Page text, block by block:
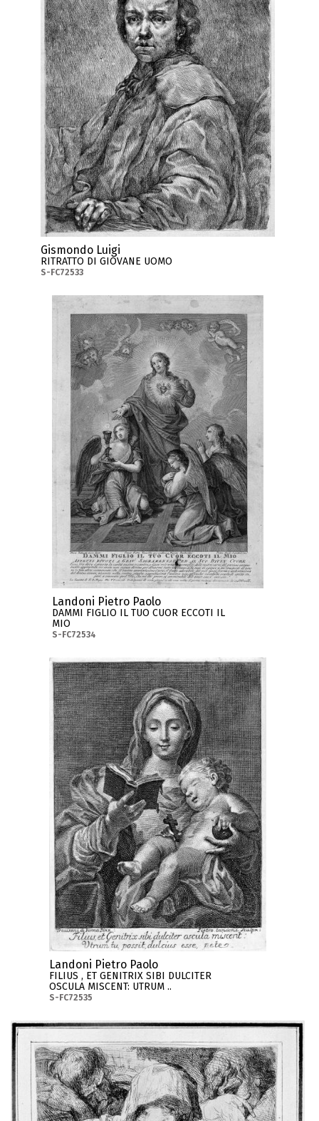
Gismondo Luigi
RITRATTO DI GIOVANE UOMO
S-FC72533
Landoni Pietro Paolo
DAMMI FIGLIO IL TUO CUOR ECCOTI IL
MIO
S-FC72534
Landoni Pietro Paolo
FILIUS , ET GENITRIX SIBI DULCITER
OSCULA MISCENT: UTRUM ..
S-FC72535